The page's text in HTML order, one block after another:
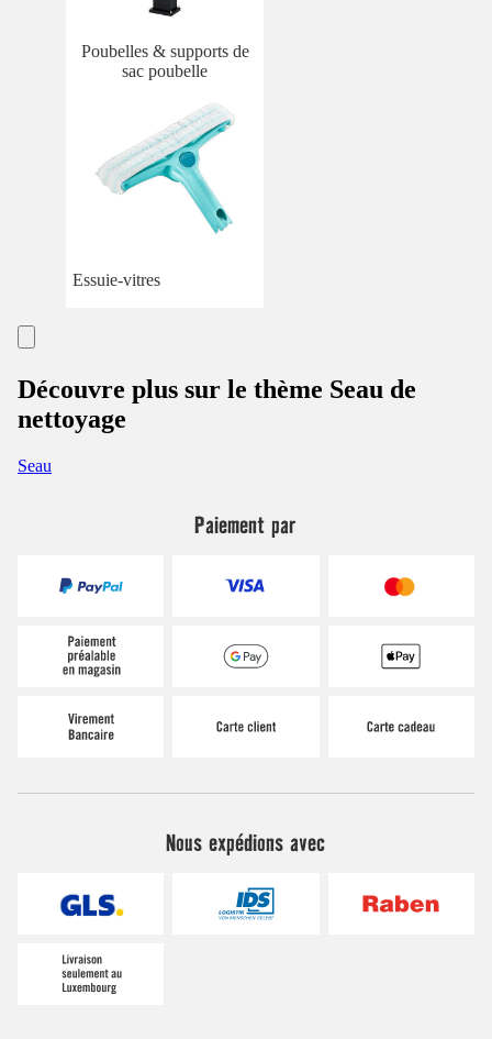
Poubelles & supports de
sac poubelle
Essuie-vitres
Découvre plus sur le thème Seau de
nettoyage
Seau
Paiement par
Nous expédions avec